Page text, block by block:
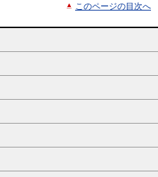
このページの目次へ